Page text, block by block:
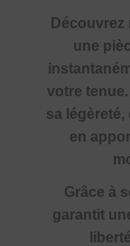
une
votre
sa
en
Grâce à
garantit